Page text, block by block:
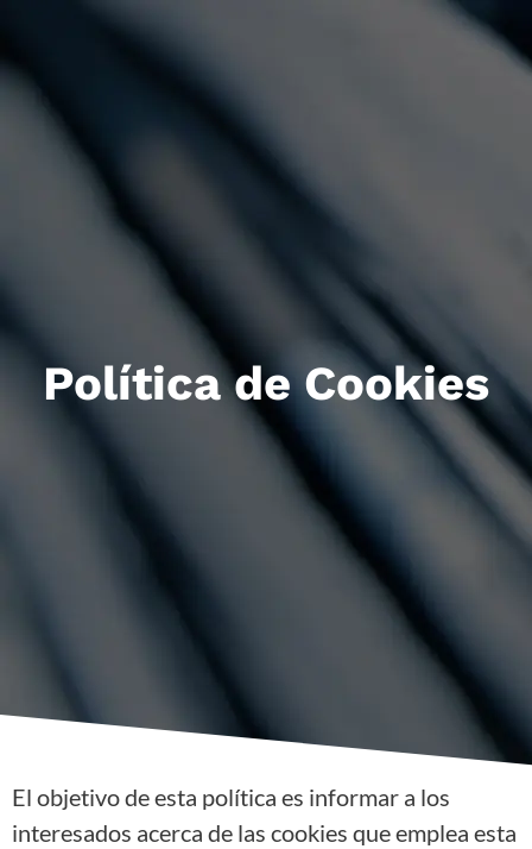
Política de Cookies
El objetivo de esta política es informar a los
interesados acerca de las cookies que emplea esta